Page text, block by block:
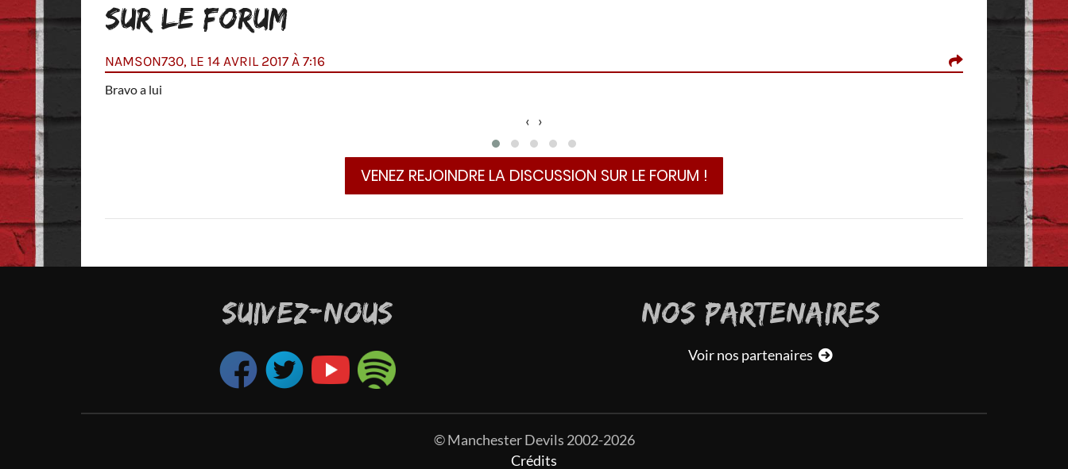
SUR LE FORUM
NAMSON730, LE 14 AVRIL 2017 À 7:16
Bravo a lui
ONE SHEASY,
Son équipe
‹ ›
VENEZ REJOINDRE LA DISCUSSION SUR LE FORUM !
SUIVEZ-NOUS NOS PARTENAIRES
Voir nos partenaires
© Manchester Devils 2002-2026
Crédits